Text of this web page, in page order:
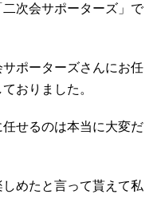
次会サポーターズ」で
ポーターズさんにお任
おりました。
せるのは本当に大変だ
めたと言って貰えて私